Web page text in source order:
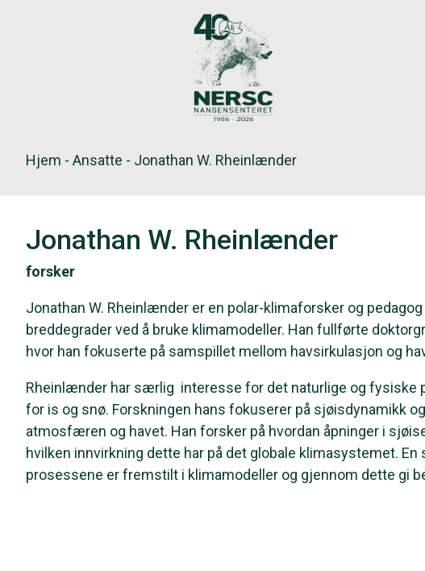
Hjem - Ansatte - Jonathan W. Rheinlænder
Jonathan W. Rheinlænder
forsker
Jonathan W. Rheinlænder er en polar-klimaforsker og
breddegrader ved å bruke klimamodeller. Han fullførte
hvor han fokuserte på samspillet mellom havsirkulasjon og
Rheinlænder har særlig interesse for det naturlige og fysiske
for is og snø. Forskningen hans fokuserer på sjøisdynamikk
atmosfæren og havet. Han forsker på hvordan åpninger i
hvilken innvirkning dette har på det globale klimasystemet.
prosessene er fremstilt i klimamodeller og gjennom dette gi